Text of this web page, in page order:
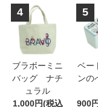
4
ブラボーミニ
バッグ ナチ
ュラル
1,000円(税込
5
ベー
ンの
900